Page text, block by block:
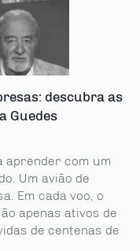
descubra as
Guedes
aprender com um
Um avião de
Em cada voo, o
apenas ativos de
de centenas de